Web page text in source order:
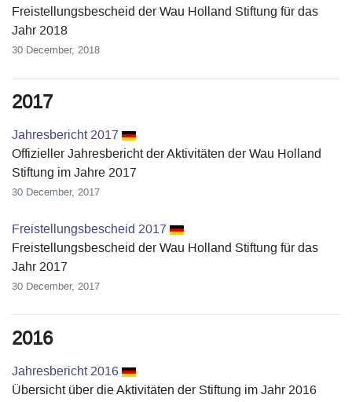
Freistellungsbescheid der Wau Holland Stiftung für das
Jahr 2018
30 December, 2018
2017
Jahresbericht 2017
Offizieller Jahresbericht der Aktivitäten der Wau Holland
Stiftung im Jahre 2017
30 December, 2017
Freistellungsbescheid 2017
Freistellungsbescheid der Wau Holland Stiftung für das
Jahr 2017
30 December, 2017
2016
Jahresbericht 2016
Übersicht über die Aktivitäten der Stiftung im Jahr 2016